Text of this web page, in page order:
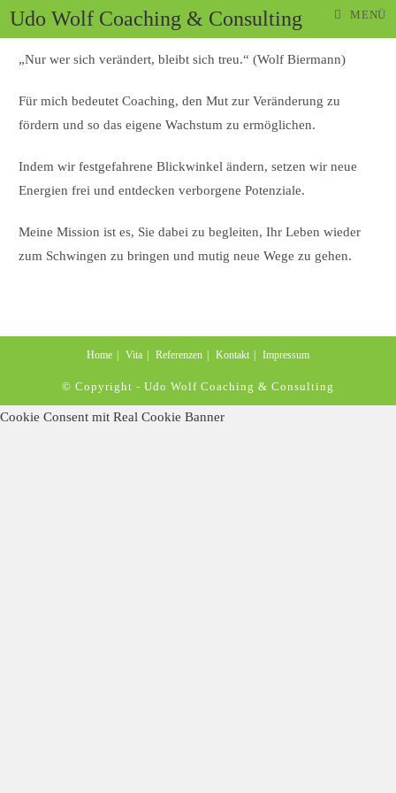
Udo Wolf Coaching & Consulting MENÜ
„Nur wer sich verändert, bleibt sich treu.“ (Wolf Biermann)
Für mich bedeutet Coaching, den Mut zur Veränderung zu
fördern und so das eigene Wachstum zu ermöglichen.
Indem wir festgefahrene Blickwinkel ändern, setzen wir neue
Energien frei und entdecken verborgene Potenziale.
Meine Mission ist es, Sie dabei zu begleiten, Ihr Leben wieder
zum Schwingen zu bringen und mutig neue Wege zu gehen.
Home Vita Referenzen Kontakt Impressum
© Copyright - Udo Wolf Coaching & Consulting
Cookie Consent mit Real Cookie Banner